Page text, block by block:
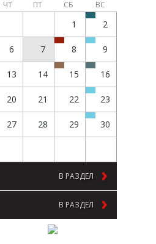
ЧТ ПТ СБ ВС
1 2
6 7 8 9
13 14 15 16
20 21 22 23
27 28 29 30
В РАЗДЕЛ
В РАЗДЕЛ